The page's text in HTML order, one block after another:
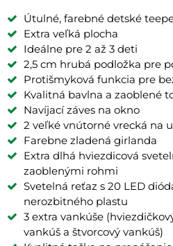
Útulné, farebné detské
Extra veľká plocha
Ideálne pre 2 až 3 deti
2,5 cm hrubá podložka pre
Protišmyková funkcia pre
Kvalitná bavlna a zaoblené
Navíjací záves na okno
2 veľké vnútorné vrecká na
Farebne zladená girlanda
Extra dlhá hviezdicová
zaoblenými rohmi
Svetelná reťaz s 20 LED
nerozbitného plastu
3 extra vankúše
vankúš a štvorcový vankúš)